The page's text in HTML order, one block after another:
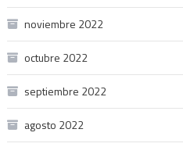
noviembre 2022
octubre 2022
septiembre 2022
agosto 2022